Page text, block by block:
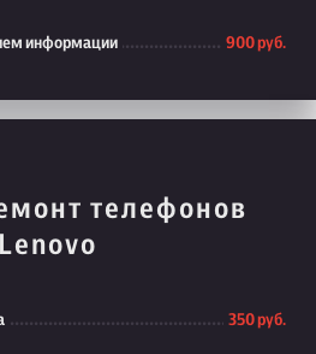
информации 900 руб.
телефонов
Lenovo
350 руб.